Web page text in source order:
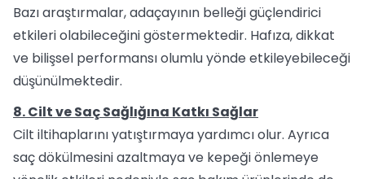
Bazı araştırmalar, adaçayının belleği güçlendirici
etkileri olabileceğini göstermektedir. Hafıza, dikkat
ve bilişsel performansı olumlu yönde etkileyebileceği
düşünülmektedir.
8. Cilt ve Saç Sağlığına Katkı Sağlar
Cilt iltihaplarını yatıştırmaya yardımcı olur. Ayrıca
saç dökülmesini azaltmaya ve kepeği önlemeye